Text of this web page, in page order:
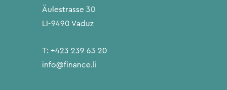
Äulestrasse 30
LI-9490 Vaduz
T: +423 239 63 20
info@finance.li